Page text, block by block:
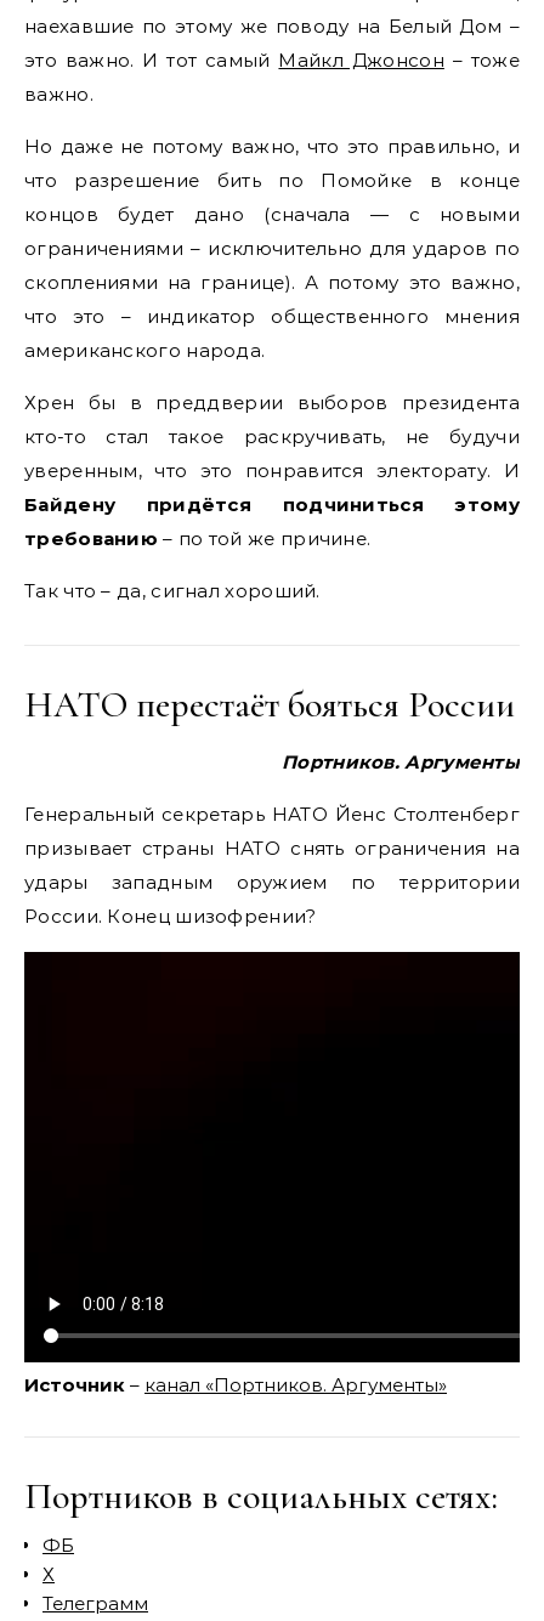
наехавшие по этому же поводу на Белый Дом –
это важно. И тот самый Майкл Джонсон – тоже
важно.
Но даже не потому важно, что это правильно, и
что разрешение бить по Помойке в конце
концов будет дано (сначала — с новыми
ограничениями – исключительно для ударов по
скоплениями на границе). А потому это важно,
что это – индикатор общественного мнения
американского народа.
Хрен бы в преддверии выборов президента
кто-то стал такое раскручивать, не будучи
уверенным, что это понравится электорату. И
Байдену придётся подчиниться этому
требованию – по той же причине.
Так что – да, сигнал хороший.
НАТО перестаёт бояться России
Портников. Аргументы
Генеральный секретарь НАТО Йенс Столтенберг
призывает страны НАТО снять ограничения на
удары западным оружием по территории
России. Конец шизофрении?
Источник – канал «Портников. Аргументы»
Портников в социальных сетях:
ФБ
Х
Телеграмм